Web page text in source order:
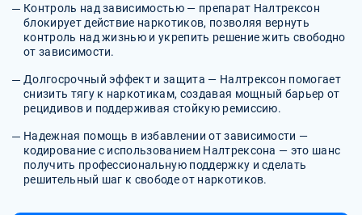
Контроль над зависимостью — препарат Налтрексон
блокирует действие наркотиков, позволяя вернуть
контроль над жизнью и укрепить решение жить свободно
от зависимости.
Долгосрочный эффект и защита — Налтрексон помогает
снизить тягу к наркотикам, создавая мощный барьер от
рецидивов и поддерживая стойкую ремиссию.
Надежная помощь в избавлении от зависимости —
кодирование с использованием Налтрексона — это шанс
получить профессиональную поддержку и сделать
решительный шаг к свободе от наркотиков.